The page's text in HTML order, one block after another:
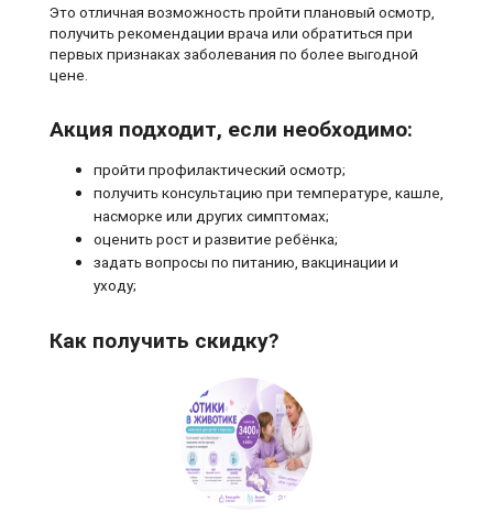
Это отличная возможность пройти плановый осмотр,
получить рекомендации врача или обратиться при
первых признаках заболевания по более выгодной
цене.
Акция подходит, если необходимо:
пройти профилактический осмотр;
получить консультацию при температуре, кашле,
насморке или других симптомах;
оценить рост и развитие ребёнка;
задать вопросы по питанию, вакцинации и
уходу;
Как получить скидку?